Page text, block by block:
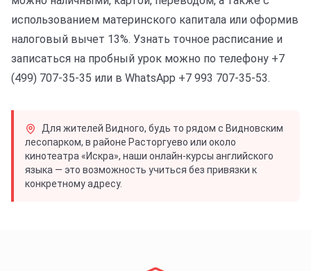
использованием материнского капитала или оформив
налоговый вычет 13%. Узнать точное расписание и
записаться на пробный урок можно по телефону +7
(499) 707-35-35 или в WhatsApp +7 993 707-35-53.
Для жителей Видного, будь то рядом с Видновским
лесопарком, в районе Расторгуево или около
кинотеатра «Искра», наши онлайн-курсы английского
языка — это возможность учиться без привязки к
конкретному адресу.